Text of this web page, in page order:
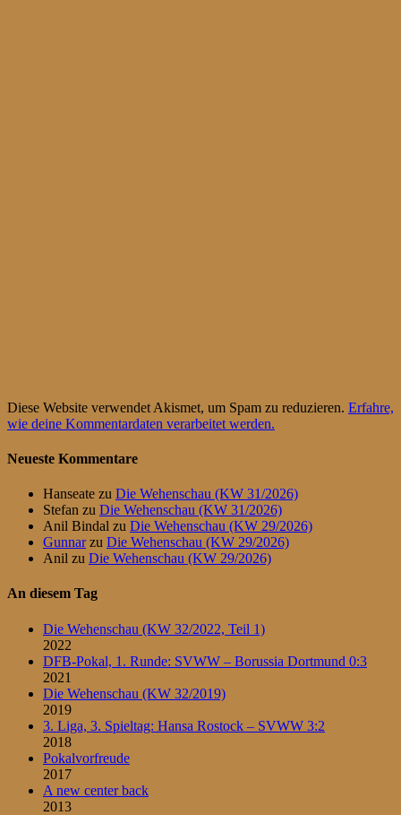
Diese Website verwendet Akismet, um Spam zu reduzieren. Erfahre,
wie deine Kommentardaten verarbeitet werden.
Neueste Kommentare
Hanseate zu Die Wehenschau (KW 31/2026)
Stefan zu Die Wehenschau (KW 31/2026)
Anil Bindal zu Die Wehenschau (KW 29/2026)
Gunnarzu Die Wehenschau (KW 29/2026)
Anil zu Die Wehenschau (KW 29/2026)
An diesem Tag
Die Wehenschau (KW 32/2022, Teil 1)
2022
DFB-Pokal, 1. Runde: SVWW – Borussia Dortmund 0:3
2021
Die Wehenschau (KW 32/2019)
2019
3. Liga, 3. Spieltag: Hansa Rostock – SVWW 3:2
2018
Pokalvorfreude
2017
A new center back
2013